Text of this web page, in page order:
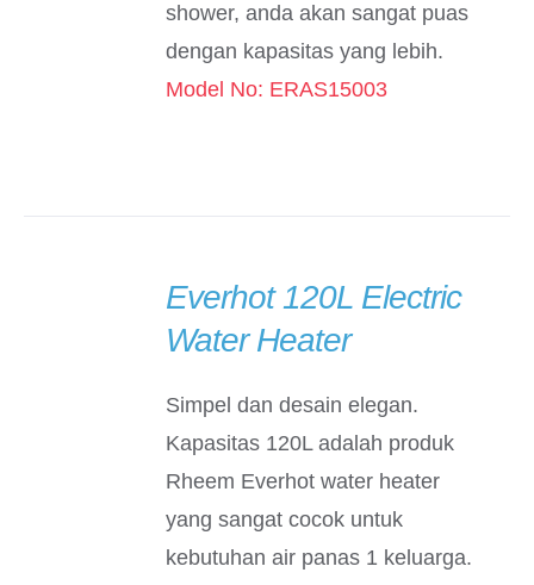
shower, anda akan sangat puas
dengan kapasitas yang lebih.
Model No: ERAS15003
Everhot 120L Electric
Water Heater
Simpel dan desain elegan.
Kapasitas 120L adalah produk
Rheem Everhot water heater
yang sangat cocok untuk
kebutuhan air panas 1 keluarga.